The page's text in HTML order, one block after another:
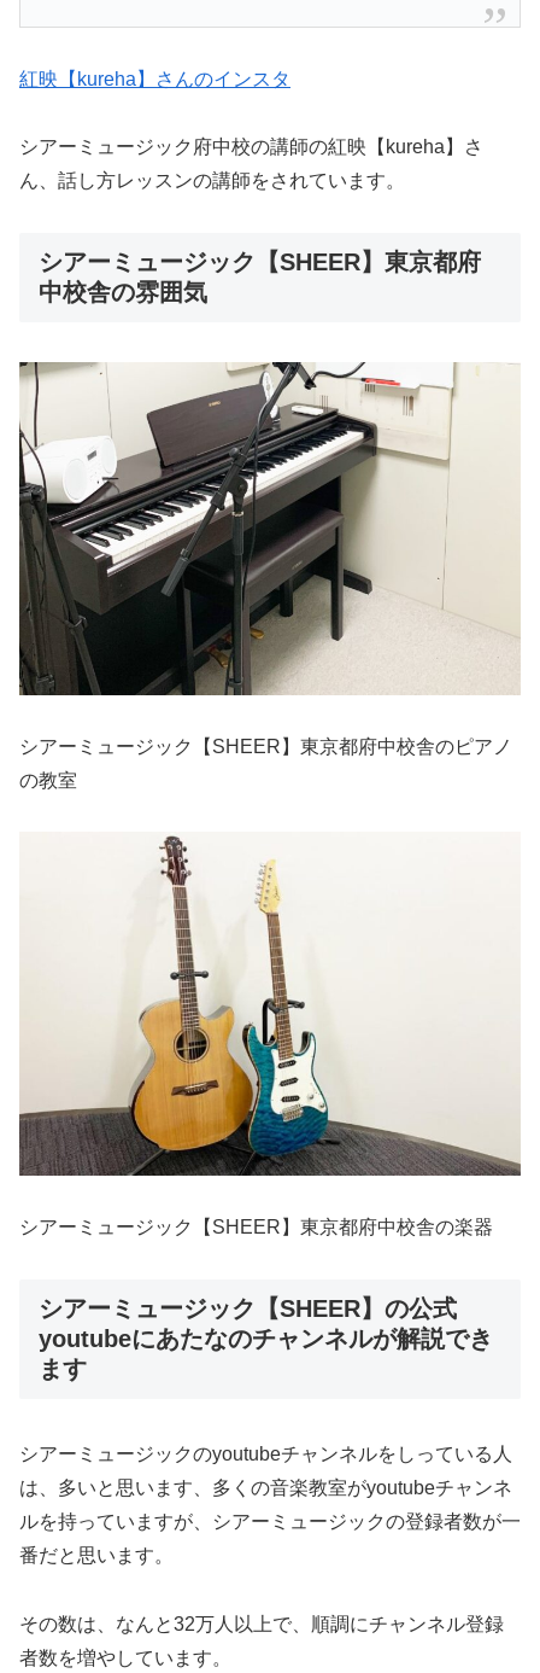
紅映【kureha】さんのインスタ
シアーミュージック府中校の講師の紅映【kureha】さ
ん、話し方レッスンの講師をされています。
シアーミュージック【SHEER】東京都府
中校舎の雰囲気
シアーミュージック【SHEER】東京都府中校舎のピアノ
の教室
シアーミュージック【SHEER】東京都府中校舎の楽器
シアーミュージック【SHEER】の公式
youtubeにあたなのチャンネルが解説でき
ます
シアーミュージックのyoutubeチャンネルをしっている人
は、多いと思います、多くの音楽教室がyoutubeチャンネ
ルを持っていますが、シアーミュージックの登録者数が一
番だと思います。
その数は、なんと32万人以上で、順調にチャンネル登録
者数を増やしています。